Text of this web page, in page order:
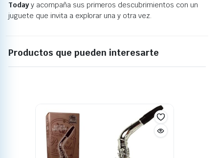
Todayy acompaña sus primeros descubrimientos con un
juguete que invita a explorar una y otra vez.
Productos que pueden interesarte